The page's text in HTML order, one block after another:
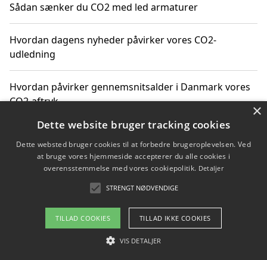
Sådan sænker du CO2 med led armaturer
Hvordan dagens nyheder påvirker vores CO2-
udledning
Hvordan påvirker gennemsnitsalder i Danmark vores
CO2-aftryk
Hvordan nyheder om CO2-udledning påvirker vores
hverdag
Om / kontakt
Blog Betingelser
×
Dette website bruger tracking cookies
Dette websted bruger cookies til at forbedre brugeroplevelsen. Ved
at bruge vores hjemmeside accepterer du alle cookies i
overensstemmelse med vores cookiepolitik. Detaljer
STRENGT NØDVENDIGE
TILLAD COOKIES TILLAD IKKE COOKIES
VIS DETALJER